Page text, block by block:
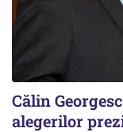
Călin
alegerilor